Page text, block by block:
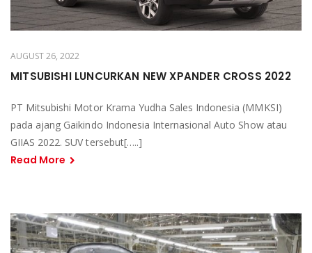
AUGUST 26, 2022
MITSUBISHI LUNCURKAN NEW XPANDER CROSS 2022
PT Mitsubishi Motor Krama Yudha Sales Indonesia (MMKSI)
pada ajang Gaikindo Indonesia Internasional Auto Show atau
GIIAS 2022. SUV tersebut[…..]
Read More